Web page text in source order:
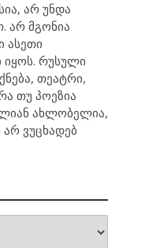
არ უნდა
არ მგონია
ასეთი
იყოს. რუსული
თეატრი,
თუ პოეზია
ახლობელია,
არ ვუცხადებ